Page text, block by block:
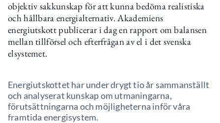
objektiv sakkunskap för att kunna bedöma realistiska
och hållbara energialternativ. Akademiens
energiutskott publicerar i dag en rapport om balansen
mellan tillförsel och efterfrågan av el i det svenska
elsystemet.
Energiutskottet har under drygt tio år sammanställt
och analyserat kunskap om utmaningarna,
förutsättningarna och möjligheterna inför våra
framtida energisystem.